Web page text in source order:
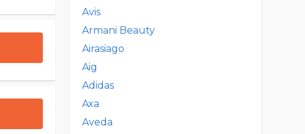
Avis
Armani Beauty
Airasiago
Aig
Adidas
Axa
Aveda